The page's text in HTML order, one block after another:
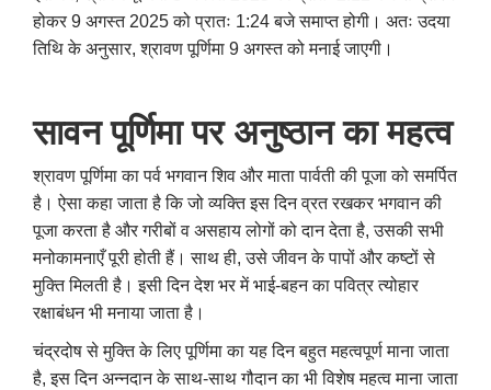
होकर 9 अगस्त 2025 को प्रातः 1:24 बजे समाप्त होगी। अतः उदया
तिथि के अनुसार, श्रावण पूर्णिमा 9 अगस्त को मनाई जाएगी।
सावन पूर्णिमा पर अनुष्ठान का महत्व
श्रावण पूर्णिमा का पर्व भगवान शिव और माता पार्वती की पूजा को समर्पित
है। ऐसा कहा जाता है कि जो व्यक्ति इस दिन व्रत रखकर भगवान की
पूजा करता है और गरीबों व असहाय लोगों को दान देता है, उसकी सभी
मनोकामनाएँ पूरी होती हैं। साथ ही, उसे जीवन के पापों और कष्टों से
मुक्ति मिलती है। इसी दिन देश भर में भाई-बहन का पवित्र त्योहार
रक्षाबंधन भी मनाया जाता है।
चंद्रदोष से मुक्ति के लिए पूर्णिमा का यह दिन बहुत महत्वपूर्ण माना जाता
है, इस दिन अन्नदान के साथ-साथ गौदान का भी विशेष महत्व माना जाता